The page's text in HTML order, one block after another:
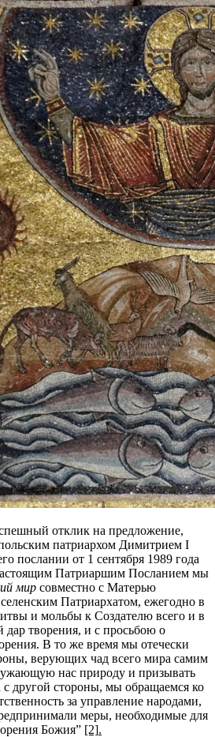
отклик на предложение,
патриархом Димитрием I
послании от 1 сентября 1989 года
Патриаршим Посланием мы
мир совместно с Матерью
Патриархатом, ежегодно в
и мольбы к Создателю всего и в
дар творения, и с просьбою о
В то же время мы отечески
верующих чад всего мира самим
нас природу и призывать
с другой стороны, мы обращаемся ко
за управление народами,
меры, необходимые для
Божия” [2].